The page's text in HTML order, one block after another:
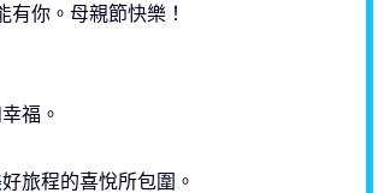
你。母親節快樂！
福。
旅程的喜悅所包圍。